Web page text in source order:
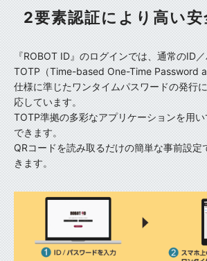
2要素認証により高い安
『ROBOT ID』のログインでは、通常のID
TOTP（Time-based One-Time Password
仕様に準じたワンタイムパスワードの発行
応しています。
TOTP準拠の多彩なアプリケーションを用
できます。
QRコードを読み取るだけの簡単な事前設定
きます。